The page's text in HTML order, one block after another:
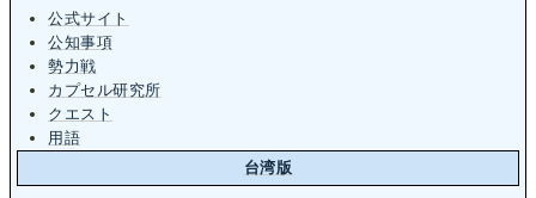
公式サイト
公知事項
勢力戦
カプセル研究所
クエスト
用語
台湾版